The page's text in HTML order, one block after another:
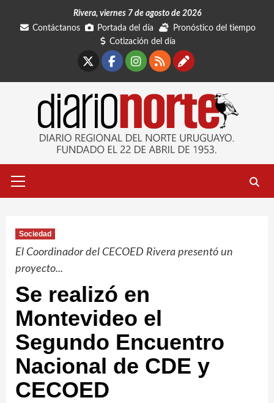
Rivera, viernes 7 de agosto de 2026
Contáctanos
Portada del día
Pronóstico del tiempo
Cotización del día
Facebook
Instagram
RSSContáctanos
primario
Sociedad
El Coordinador del CECOED Rivera presentó un
proyecto...
Se realizó en
Montevideo el
Segundo Encuentro
Nacional de CDE y
CECOED